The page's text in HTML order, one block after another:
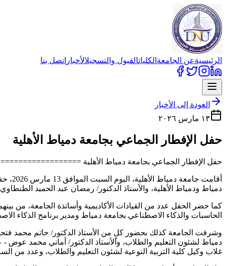
الرئيسيةعن الجامعة الكلياتالقبول والتسجيلالأخبار اتصل بنا
العودة إلى الأخبار
١٣ مارس ٢٠٢٦
حفل الإفطار الجماعي بجامعة دمياط الأهلية
حفل الإفطار الجماعي بجامعة دمياط الأهلية
دمياط ودمياط الأهلية، والأستاذ الدكتور/ رمضان عبد الحميد
كما حضر الحفل عدد من القيادات الأكاديمية وأساتذة الجامعة، من
الحاسبات والذكاء الاصطناعي بجامعة دمياط ومدير برنامج الذكاء
وشرفت الجامعة كذلك بحضور كلٍ من الأستاذ الدكتور/ حاتم محمد
دمياط لشئون التعليم والطلاب، والأستاذ الدكتور/ أماني محمد عوض -
غلاب وكيل كلية التربية النوعية لشئون التعليم والطلاب، وعدد من